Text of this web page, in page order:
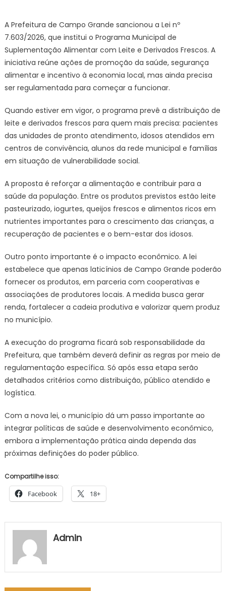
alimentar
com
derivados
–
A Prefeitura de Campo Grande sancionou a Lei nº
7.603/2026, que institui o Programa Municipal de
Suplementação Alimentar com Leite e Derivados Frescos. A
iniciativa reúne ações de promoção da saúde, segurança
alimentar e incentivo à economia local, mas ainda precisa
ser regulamentada para começar a funcionar.
Quando estiver em vigor, o programa prevê a distribuição de
leite e derivados frescos para quem mais precisa: pacientes
das unidades de pronto atendimento, idosos atendidos em
centros de convivência, alunos da rede municipal e famílias
em situação de vulnerabilidade social.
A proposta é reforçar a alimentação e contribuir para a
saúde da população. Entre os produtos previstos estão leite
pasteurizado, iogurtes, queijos frescos e alimentos ricos em
nutrientes importantes para o crescimento das crianças, a
recuperação de pacientes e o bem-estar dos idosos.
Outro ponto importante é o impacto econômico. A lei
estabelece que apenas laticínios de Campo Grande poderão
fornecer os produtos, em parceria com cooperativas e
associações de produtores locais. A medida busca gerar
renda, fortalecer a cadeia produtiva e valorizar quem produz
no município.
A execução do programa ficará sob responsabilidade da
Prefeitura, que também deverá definir as regras por meio de
regulamentação específica. Só após essa etapa serão
detalhados critérios como distribuição, público atendido e
logística.
Com a nova lei, o município dá um passo importante ao
integrar políticas de saúde e desenvolvimento econômico,
embora a implementação prática ainda dependa das
próximas definições do poder público.
Compartilhe isso:
Facebook 18+
Admin